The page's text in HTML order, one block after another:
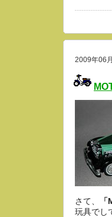
2009年06
さて、
玩具でし